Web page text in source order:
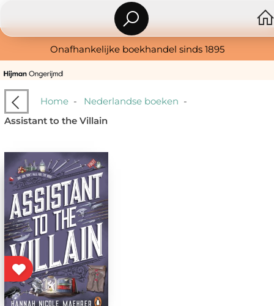
Onafhankelijke boekhandel sinds 1895
Home- Nederlandse boeken -
Assistant to the Villain